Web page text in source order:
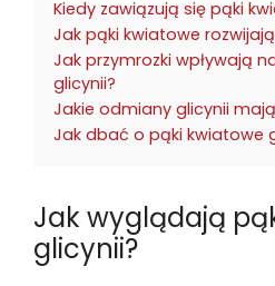
Kiedy zawiązują się pąki
Jak pąki kwiatowe
Jak przymrozki wpływają
glicynii?
Jakie odmiany glicynii
Jak dbać o pąki kwiatowe
Jak wyglądają
glicynii?